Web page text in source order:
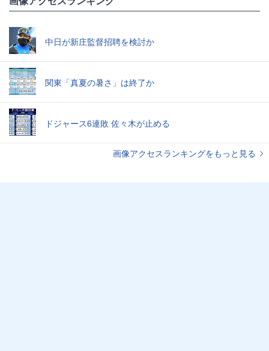
中日が新庄監督招聘を検討か
関東「真夏の暑さ」は終了か
ドジャース6連敗 佐々木が止める
画像アクセスランキングをもっと見る